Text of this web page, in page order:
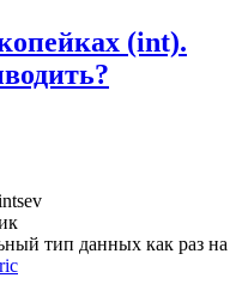
(int).
тип данных как раз на